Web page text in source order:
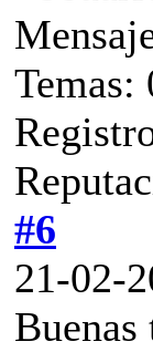
Temas:
#6
21-02-